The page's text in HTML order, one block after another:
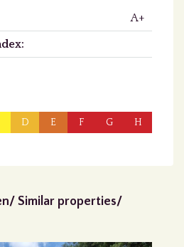
A+
D E F G H
Similar properties/